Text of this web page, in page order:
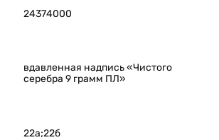
24374000
вдавленная надпись «Чистого
серебра 9 грамм ПЛ»
22а;22б